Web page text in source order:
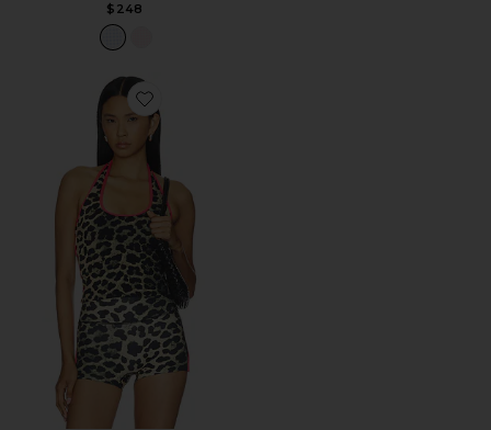
$248
Favorite МАЙКА НА БРЕТЕЛЬКАХ RADAR